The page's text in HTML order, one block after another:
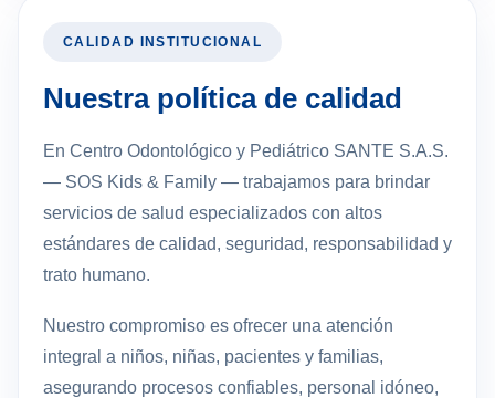
CALIDAD INSTITUCIONAL
Nuestra política de calidad
En Centro Odontológico y Pediátrico SANTE S.A.S.
— SOS Kids & Family — trabajamos para brindar
servicios de salud especializados con altos
estándares de calidad, seguridad, responsabilidad y
trato humano.
Nuestro compromiso es ofrecer una atención
integral a niños, niñas, pacientes y familias,
asegurando procesos confiables, personal idóneo,